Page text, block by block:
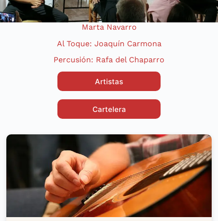
Marta Navarro
Al Toque: Joaquín Carmona
Percusión: Rafa del Chaparro
Artistas
Cartelera